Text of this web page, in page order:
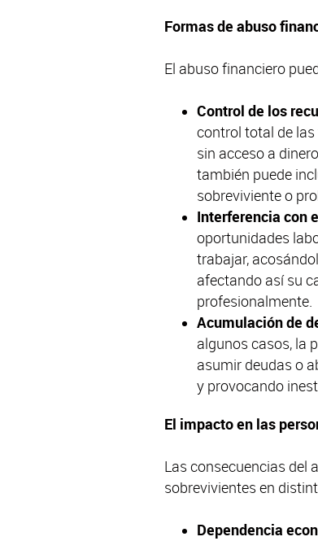
Formas de abuso
El abuso financiero
Control de los
control total de las
sin acceso a
también puede
sobreviviente o
Interferencia con
oportunidades
trabajar,
afectando así su
profesionalmente.
Acumulación de
algunos casos, la
asumir deudas o
y provocando
El impacto en las
Las consecuencias del
sobrevivientes en
Dependencia